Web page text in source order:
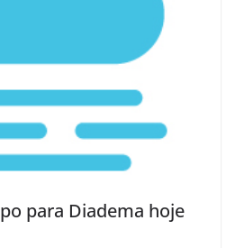
para Diadema hoje